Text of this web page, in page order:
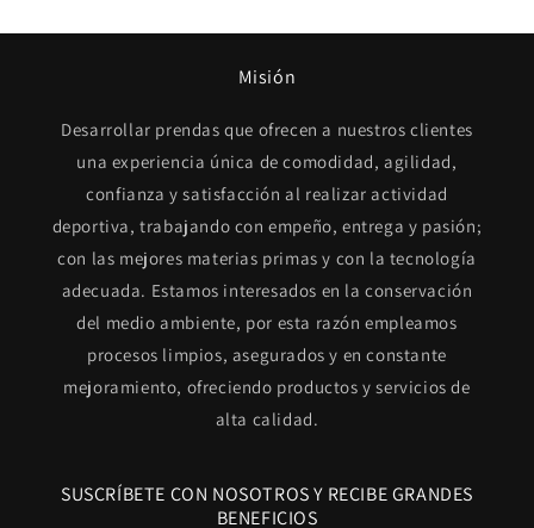
Misión
Desarrollar prendas que ofrecen a nuestros clientes
una experiencia única de comodidad, agilidad,
confianza y satisfacción al realizar actividad
deportiva, trabajando con empeño, entrega y pasión;
con las mejores materias primas y con la tecnología
adecuada. Estamos interesados en la conservación
del medio ambiente, por esta razón empleamos
procesos limpios, asegurados y en constante
mejoramiento, ofreciendo productos y servicios de
alta calidad.
SUSCRÍBETE CON NOSOTROS Y RECIBE GRANDES
BENEFICIOS